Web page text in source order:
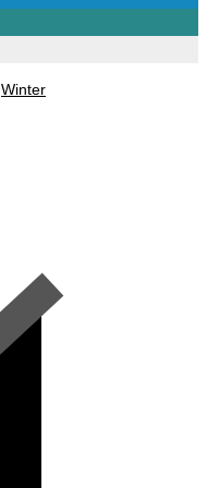
Winter